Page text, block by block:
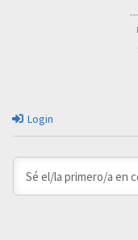
Login